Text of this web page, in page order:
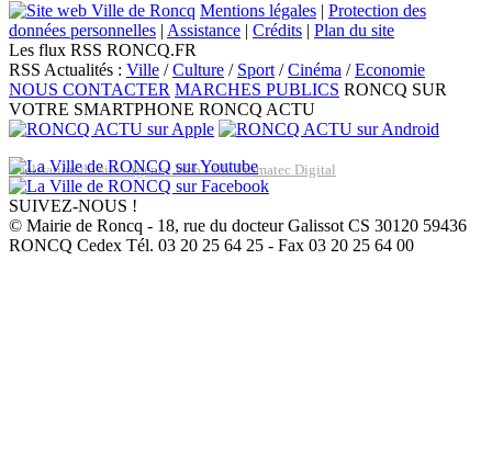
Mentions légales | Protection des
données personnelles | Assistance | Crédits | Plan du site
Les flux RSS RONCQ.FR
RSS Actualités : Ville /Culture / Sport/Cinéma /Economie
NOUS CONTACTER MARCHES PUBLICS RONCQ SUR
VOTRE SMARTPHONE RONCQ ACTU
Réalisation du site: Agence Web Lille Promatec Digital
SUIVEZ-NOUS !
© Mairie de Roncq - 18, rue du docteur Galissot CS 30120 59436
RONCQ Cedex Tél. 03 20 25 64 25 - Fax 03 20 25 64 00